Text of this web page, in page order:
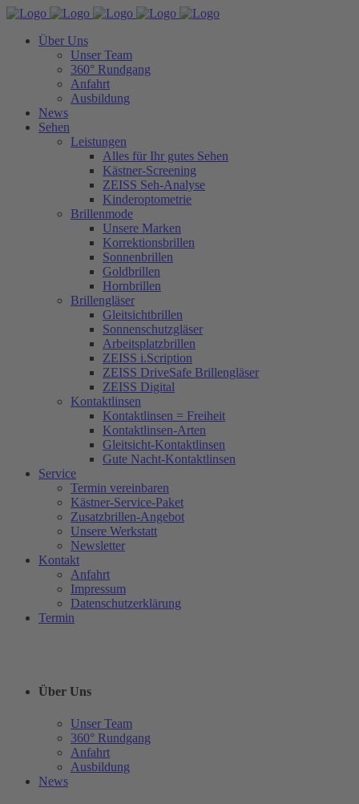
Über Uns
Unser Team
360° Rundgang
Anfahrt
Ausbildung
News
Sehen
Leistungen
Alles für Ihr gutes Sehen
Kästner-Screening
ZEISS Seh-Analyse
Kinderoptometrie
Brillenmode
Unsere Marken
Korrektionsbrillen
Sonnenbrillen
Goldbrillen
Hornbrillen
Brillengläser
Gleitsichtbrillen
Sonnenschutzgläser
Arbeitsplatzbrillen
ZEISS i.Scription
ZEISS DriveSafe Brillengläser
ZEISS Digital
Kontaktlinsen
Kontaktlinsen = Freiheit
Kontaktlinsen-Arten
Gleitsicht-Kontaktlinsen
Gute Nacht-Kontaktlinsen
Service
Termin vereinbaren
Kästner-Service-Paket
Zusatzbrillen-Angebot
Unsere Werkstatt
Newsletter
Kontakt
Anfahrt
Impressum
Datenschutzerklärung
Termin
Über Uns
Unser Team
360° Rundgang
Anfahrt
Ausbildung
News